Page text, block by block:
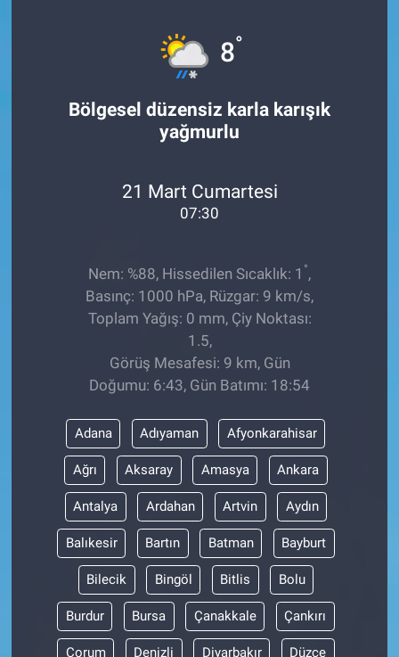
8°
Bölgesel düzensiz karla karışık
yağmurlu
21 Mart Cumartesi
07:30
Nem: %88, Hissedilen Sıcaklık: 1 °,
Basınç: 1000 hPa, Rüzgar: 9 km/s,
Toplam Yağış: 0 mm, Çiy Noktası:
1.5,
Görüş Mesafesi: 9 km, Gün
Doğumu: 6:43, Gün Batımı: 18:54
Adana Adıyaman Afyonkarahisar
Ağrı Aksaray Amasya Ankara
Antalya Ardahan Artvin Aydın
Balıkesir Bartın Batman Bayburt
Bilecik Bingöl Bitlis Bolu
Burdur Bursa Çanakkale Çankırı
Çorum Denizli Diyarbakır Düzce
POLİTİKA